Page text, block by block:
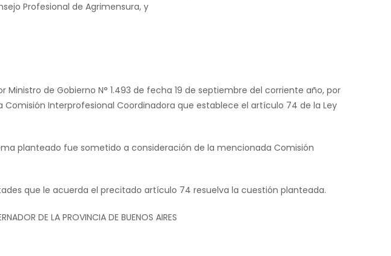
Profesional de Agrimensura, y
de Gobierno N° 1.493 de fecha 19 de septiembre del corriente año, por
Interprofesional Coordinadora que establece el artículo 74 de la Ley
planteado fue sometido a consideración de la mencionada Comisión
que le acuerda el precitado artículo 74 resuelva la cuestión planteada.
DE LA PROVINCIA DE BUENOS AIRES